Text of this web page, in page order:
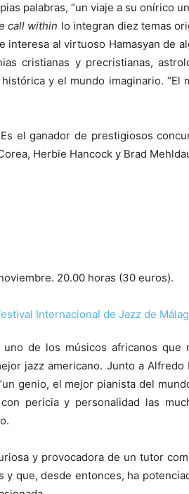
palabras, “un viaje a su onírico
call within lo integran diez temas
al virtuoso Hamasyan de
cristianas y precristianas,
y el mundo imaginario.
el ganador de prestigiosos
Herbie Hancock y Brad
20.00 horas (30 euros).
de los músicos africanos
jazz americano. Junto a
genio, el mejor pianista del
pericia y personalidad las
y provocadora de un tutor
que, desde entonces, ha